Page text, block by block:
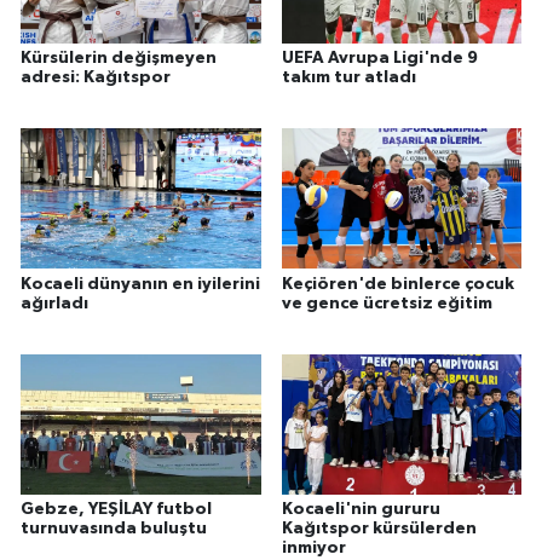
Kürsülerin değişmeyen
adresi: Kağıtspor
UEFA Avrupa Ligi'nde 9
takım tur atladı
Kocaeli dünyanın en iyilerini
ağırladı
Keçiören'de binlerce çocuk
ve gence ücretsiz eğitim
Gebze, YEŞİLAY futbol
turnuvasında buluştu
Kocaeli'nin gururu
Kağıtspor kürsülerden
inmiyor